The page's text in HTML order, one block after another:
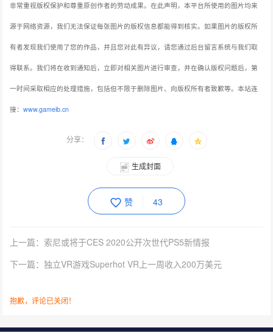
非常重视版权保护和尊重原创作者的劳动成果。在此声明，本平台所使用的图片均来
源于网络资源，我们无法保证每张图片的版权信息都能得到核实。如果图片的版权所
有者发现我们使用了您的作品，并且您对此有异议，请您通过后台留言系统与我们取
得联系。我们将在收到通知后，立即对相关图片进行审查，并在确认版权问题后，第
一时间采取相应的处理措施，包括但不限于删除图片、向版权所有者致歉等。本站连
接：www.gameib.cn
分享：
生成封面
赞 43
上一篇：索尼或将于CES 2020公开次世代PS5新情报
下一篇：独立VR游戏Superhot VR上一周收入200万美元
抱歉，评论已关闭！